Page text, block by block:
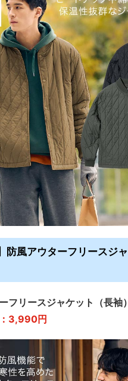
防風アウターフリースジ
フリースジャケット（長袖）
3,990円